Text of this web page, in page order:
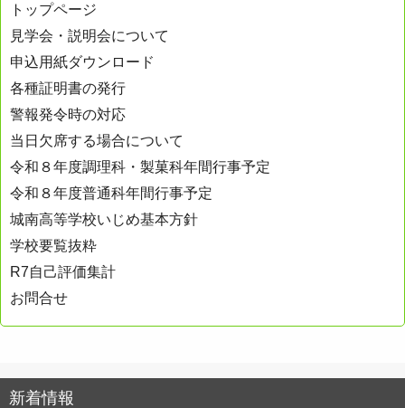
ゲ
ー
シ
ョ
ン
トップページ
見学会・説明会について
申込用紙ダウンロード
各種証明書の発行
警報発令時の対応
当日欠席する場合について
令和８年度調理科・製菓科年間行事予定
令和８年度普通科年間行事予定
城南高等学校いじめ基本方針
学校要覧抜粋
R7自己評価集計
お問合せ
新着情報